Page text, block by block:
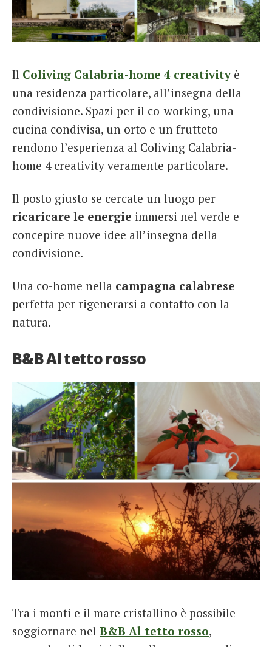
Il Coliving Calabria-home 4 creativityè
una residenza particolare, all’insegna della
condivisione. Spazi per il co-working, una
cucina condivisa, un orto e un frutteto
rendono l’esperienza al Coliving Calabria-
home 4 creativity veramente particolare.
Il posto giusto se cercate un luogo per
ricaricare le energie immersi nel verde e
concepire nuove idee all’insegna della
condivisione.
Una co-home nella campagna calabrese
perfetta per rigenerarsi a contatto con la
natura.
B&B Al tetto rosso
Tra i monti e il mare cristallino è possibile
soggiornare nel B&B Al tetto rosso,